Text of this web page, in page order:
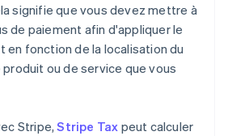
signifie que vous devez mettre à
de paiement afin d'appliquer le
en fonction de la localisation du
ou de service que vous
Stripe,Stripe Tax peut calculer